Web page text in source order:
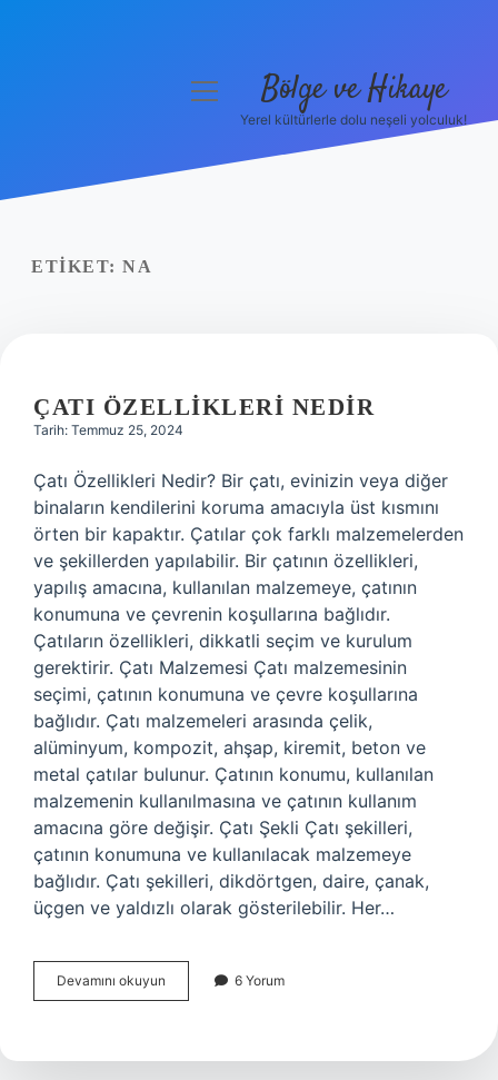
Yasal Uyarı
menüyü
Bölge ve Hikaye
Yerel kültürlerle dolu neşeli yolculuk!
ETIKET: NA
ÇATI ÖZELLIKLERI NEDIR
Tarih: Temmuz 25, 2024
Çatı Özellikleri Nedir? Bir çatı, evinizin veya diğer
binaların kendilerini koruma amacıyla üst kısmını
örten bir kapaktır. Çatılar çok farklı malzemelerden
ve şekillerden yapılabilir. Bir çatının özellikleri,
yapılış amacına, kullanılan malzemeye, çatının
konumuna ve çevrenin koşullarına bağlıdır.
Çatıların özellikleri, dikkatli seçim ve kurulum
gerektirir. Çatı Malzemesi Çatı malzemesinin
seçimi, çatının konumuna ve çevre koşullarına
bağlıdır. Çatı malzemeleri arasında çelik,
alüminyum, kompozit, ahşap, kiremit, beton ve
metal çatılar bulunur. Çatının konumu, kullanılan
malzemenin kullanılmasına ve çatının kullanım
amacına göre değişir. Çatı Şekli Çatı şekilleri,
çatının konumuna ve kullanılacak malzemeye
bağlıdır. Çatı şekilleri, dikdörtgen, daire, çanak,
üçgen ve yaldızlı olarak gösterilebilir. Her…
Devamını okuyun
özellikleri
6 Yorum